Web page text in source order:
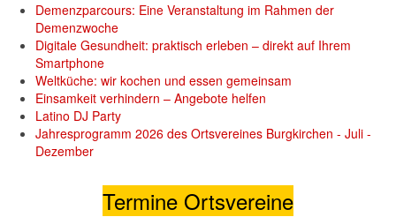
Demenzparcours: Eine Veranstaltung im Rahmen der
Demenzwoche
Digitale Gesundheit: praktisch erleben – direkt auf Ihrem
Smartphone
Weltküche: wir kochen und essen gemeinsam
Einsamkeit verhindern – Angebote helfen
Latino DJ Party
Jahresprogramm 2026 des Ortsvereines Burgkirchen - Juli -
Dezember
Termine Ortsvereine